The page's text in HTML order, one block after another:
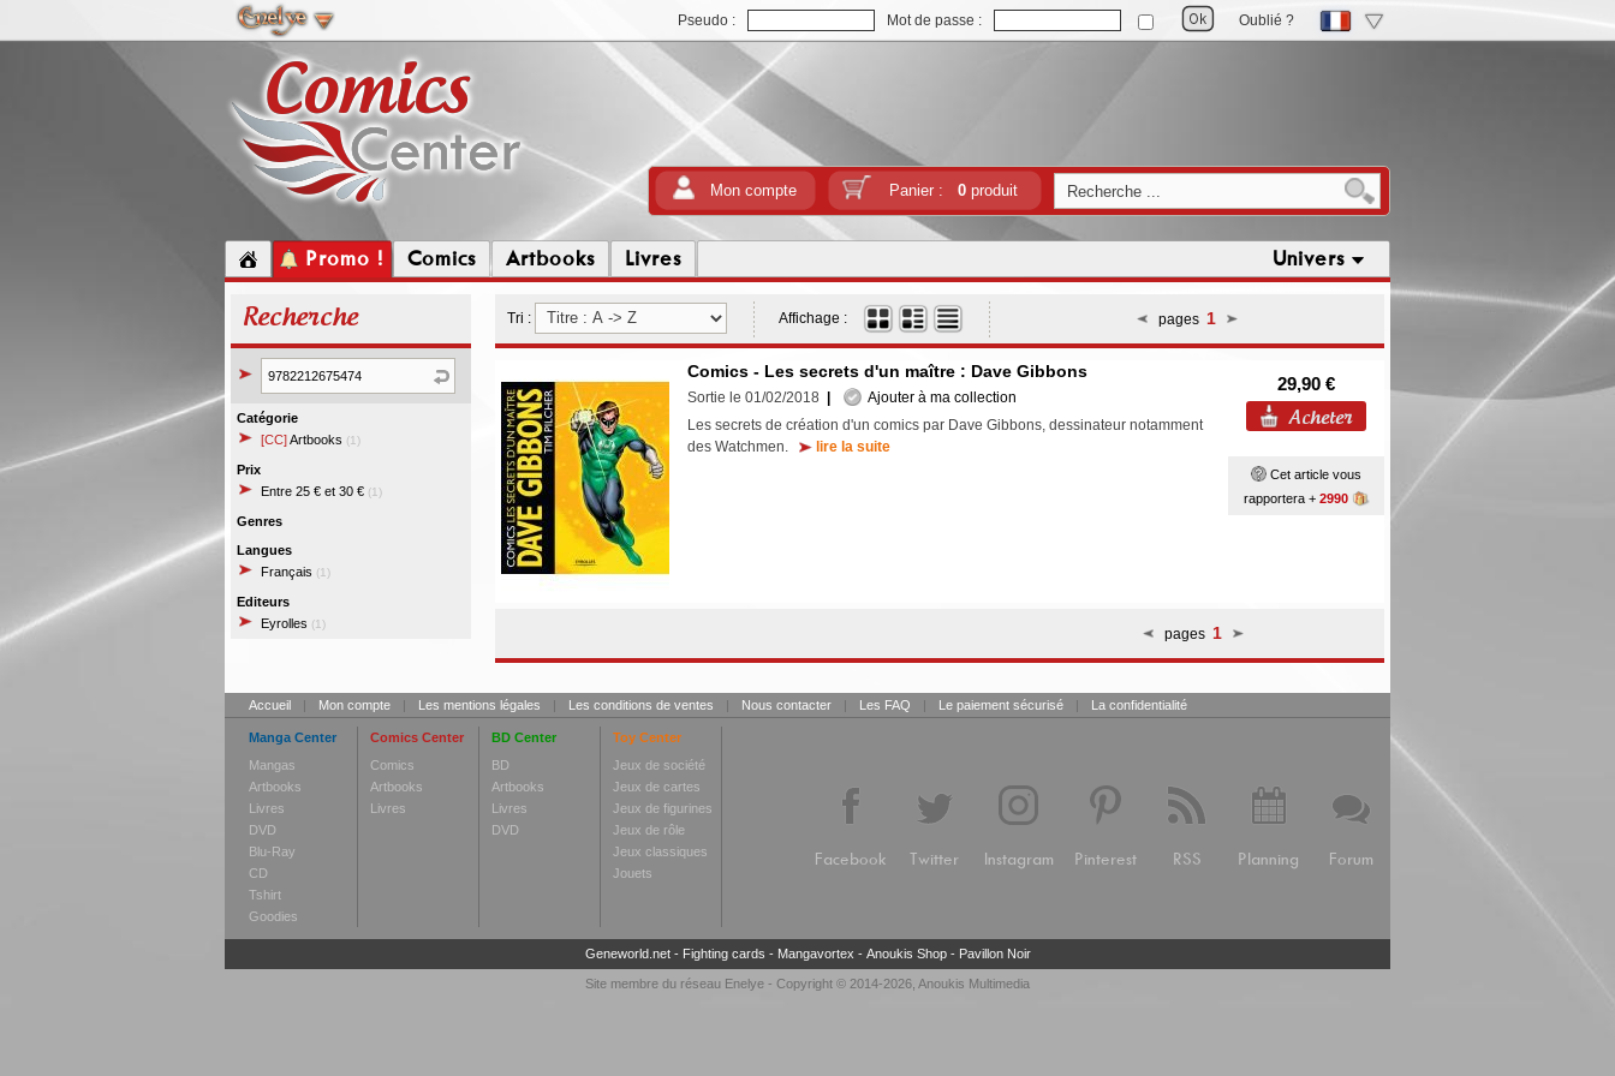
Pseudo : Mot de passe : Oublié ?
Mon compte Panier : 0produit
Promo ! Comics Artbooks Livres Univers
Recherche
Catégorie
[CC]Artbooks (1)
Prix
Entre 25 € et 30 € (1)
Genres
Langues
Français (1)
Editeurs
Eyrolles (1)
Tri : Affichage : pages 1
Comics - Les secrets d'un maître : Dave Gibbons
Sortie le 01/02/2018
Ajouter à ma collection
Les secrets de création d'un comics par Dave Gibbons, dessinateur notamment
des Watchmen.
lire la suite
29,90 €
Cet article vous
rapportera + 2990
pages 1
Accueil | Mon compte | Les mentions légales | Les conditions de ventes | Nous contacter | Les FAQ | Le paiement sécurisé | La confidentialité
Manga Center
Mangas
Artbooks
Livres
DVD
Blu-Ray
CD
Tshirt
Goodies
Comics Center
Comics
Artbooks
Livres
BD Center
BD
Artbooks
Livres
DVD
Toy Center
Jeux de société
Jeux de cartes
Jeux de figurines
Jeux de rôle
Jeux classiques
Jouets
Facebook Twitter Instagram Pinterest RSS Planning Forum
Geneworld.net- Fighting cards - Mangavortex - Anoukis Shop- Pavillon Noir
Site membre du réseau Enelye - Copyright © 2014-2026, Anoukis Multimedia